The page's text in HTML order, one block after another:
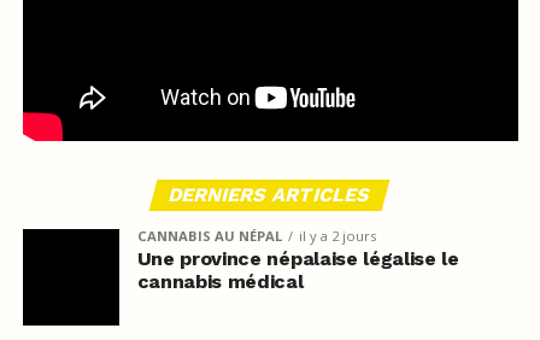
DERNIERS ARTICLES
CANNABIS AU NÉPAL il y a 2 jours
Une province népalaise légalise le
cannabis médical